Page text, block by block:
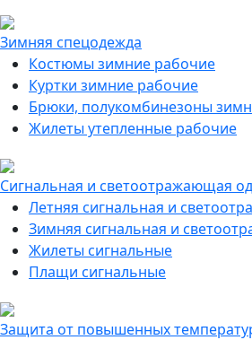
Зимняя спецодежда
Костюмы зимние рабочие
Куртки зимние рабочие
Брюки, полукомбинезоны
Жилеты утепленные рабочие
Сигнальная и светоотражающая
Летняя сигнальная и
Зимняя сигнальная и
Жилеты сигнальные
Плащи сигнальные
Защита от повышенных